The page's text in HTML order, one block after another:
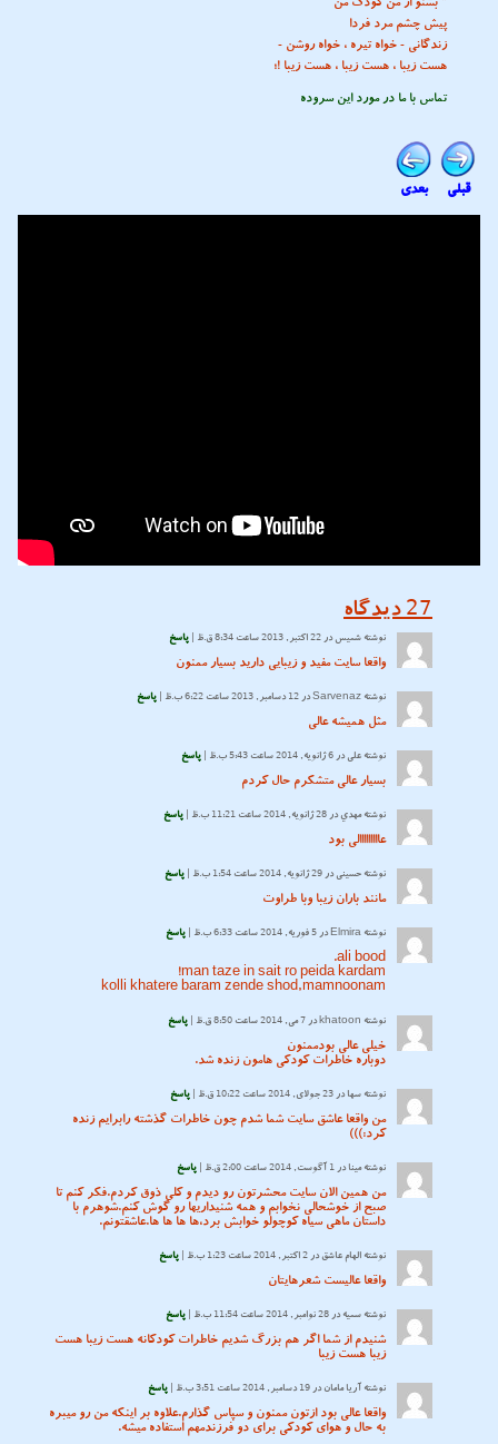
پیش چشم مرد فردا
زندگانی - خواه تیره ، خواه روشن -
هست زیبا ، هست زیبا ، هست زیبا !؛
تماس با ما در مورد این سروده
قبلی بعدی
27دیدگاه
نوشتهشمیسدر 22 اکتبر, 2013 ساعت 8:34 ق.ظ | پاسخ
واقعا سایت مفید و زیبایی دارید بسیار ممنون
نوشتهSarvenazدر 12 دسامبر, 2013 ساعت 6:22 ب.ظ | پاسخ
مثل همیشه عالی
نوشتهعلیدر 6 ژانویه, 2014 ساعت 5:43 ب.ظ | پاسخ
بسیار عالی متشکرم حال کردم
نوشتهمهديدر 28 ژانویه, 2014 ساعت 11:21 ب.ظ | پاسخ
عااااااااالی بود
نوشتهحسینیدر 29 ژانویه, 2014 ساعت 1:54 ب.ظ | پاسخ
مانند باران زیبا وبا طراوت
نوشتهElmiraدر 5 فوریه, 2014 ساعت 6:33 ب.ظ | پاسخ
ali bood.
man taze in sait ro peida kardam!
kolli khatere baram zende shod,mamnoonam
نوشته khatoonدر 7 می, 2014 ساعت 8:50 ق.ظ | پاسخ
خیلی عالی بودممنون
دوباره خاطرات کودکی هامون زنده شد.
نوشتهسهادر 23 جولای, 2014 ساعت 10:22 ق.ظ | پاسخ
من واقعا عاشق سایت شما شدم چون خاطرات گذشته رابرایم زنده
کرد:)))
نوشتهمینادر 1 آگوست, 2014 ساعت 2:00 ق.ظ | پاسخ
من همین الان سایت محشرتون رو دیدم و کلی ذوق کردم.فکر کنم تا
صبح از خوشحالی نخوابم و همه شنیداریها رو گوش کنم.شوهرم با
داستان ماهی سیاه کوچولو خوابش برد،ها ها ها ها.عاشقتونم.
نوشتهالهام عاشقدر 2 اکتبر, 2014 ساعت 1:23 ب.ظ | پاسخ
واقعا عالیست شعرهایتان
نوشتهسمیهدر 28 نوامبر, 2014 ساعت 11:54 ب.ظ | پاسخ
شنیدم از شما اگر هم بزرگ شدیم خاطرات کودکانه هست زیبا هست
زیبا هست زیبا
نوشتهآریا ماماندر 19 دسامبر, 2014 ساعت 3:51 ب.ظ | پاسخ
واقعا عالی بود ازتون ممنون و سپاس گذارم.علاوه بر اینکه من رو میبره
به حال و هوای کودکی برای دو فرزندمهم استفاده میشه.